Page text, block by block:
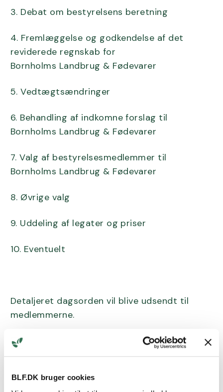
BLF.DK bruger cookies
3. Debat om bestyrelsens beretning
4. Fremlæggelse og godkendelse af det
reviderede regnskab for
Bornholms Landbrug & Fødevarer
5. Vedtægtsændringer
6. Behandling af indkomne forslag til
Bornholms Landbrug & Fødevarer
7. Valg af bestyrelsesmedlemmer til
Bornholms Landbrug & Fødevarer
8. Øvrige valg
9. Uddeling af legater og priser
10. Eventuelt
Detaljeret dagsorden vil blive udsendt til
medlemmerne.